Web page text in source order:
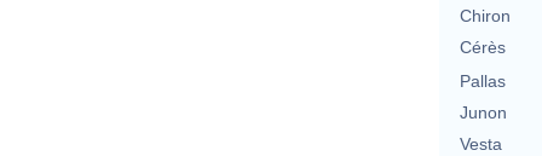
Chiron
Cérès
Pallas
Junon
Vesta